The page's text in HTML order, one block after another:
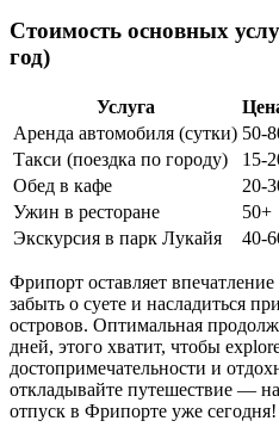
Стоимость основных
год)
Услуга
Аренда автомобиля (сутки) 50-
Такси (поездка по городу)
15-
Обед в кафе
20-
Ужин в ресторане
50+
Экскурсия в парк Лукайя
40-
Фрипорт оставляет
забыть о суете и насладиться
островов. Оптимальная
дней, этого хватит, чтобы
достопримечательности и
откладывайте путешествие —
отпуск в Фрипорте уже сегодня!